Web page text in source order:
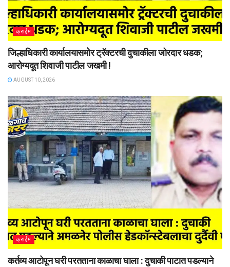
क्राईम
जिल्हाधिकारी कार्यालयासमोर ट्रॅक्टरची दुचाकीला जोरदार धडक;
आरोग्यदूत शिवाजी पाटील जखमी !
AUGUST 10, 2026
क्राईम
कर्तव्य आटोपून घरी परतताना काळाचा घाला : दुचाकी पाटात पडल्याने